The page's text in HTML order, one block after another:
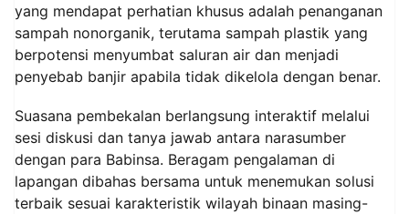
yang mendapat perhatian khusus adalah penanganan
sampah nonorganik, terutama sampah plastik yang
berpotensi menyumbat saluran air dan menjadi
penyebab banjir apabila tidak dikelola dengan benar.
Suasana pembekalan berlangsung interaktif melalui
sesi diskusi dan tanya jawab antara narasumber
dengan para Babinsa. Beragam pengalaman di
lapangan dibahas bersama untuk menemukan solusi
terbaik sesuai karakteristik wilayah binaan masing-